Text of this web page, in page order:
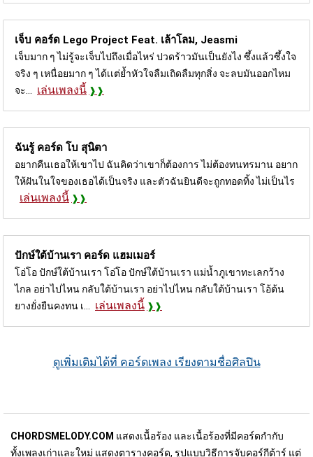
เจ็บ คอร์ด Lego Project Feat. เล้าโลม, Jeasmi
เจ็บมาก ๆ ไม่รู้จะเจ็บไปถึงเมื่อไหร่ ปวดร้าวมันเป็นยังไง ซึ้งแล้วซึ้งใจ
จริง ๆ เหนื่อยมาก ๆ ได้เเต่ย้ำหัวใจลืมเถิดลืมทุกสิ่ง จะลบมันออกไหม
จะ...
เล่นเพลงนี้
ฉันรู้ คอร์ด โบ สุนิตา
อยากคืนเธอให้เขาไป ฉันคิดว่าเขาก็ต้องการ ไม่ต้องทนทรมาน อยาก
ให้ฝันในใจของเธอได้เป็นจริง และตัวฉันยินดีจะถูกทอดทิ้ง ไม่เป็นไร
เล่นเพลงนี้
ปักษ์ใต้บ้านเรา คอร์ด แฮมเมอร์
โอ่โอ ปักษ์ใต้บ้านเรา โอ่โอ ปักษ์ใต้บ้านเรา แม่น้ำภูเขาทะเลกว้าง
ไกล อย่าไปไหน กลับใต้บ้านเรา อย่าไปไหน กลับใต้บ้านเรา โอ้ต้น
ยางยั่งยืนคงทน เ...
เล่นเพลงนี้
ดูเพิ่มเติมได้ที่ คอร์ดเพลง เรียงตามชื่อศิลปิน
CHORDSMELODY.COM แสดงเนื้อร้อง และเนื้อร้องที่มีคอร์ดกำกับ
ทั้งเพลงเก่าและใหม่ แสดงตารางคอร์ด, รูปแบบวิธีการจับคอร์กีต้าร์ แต่